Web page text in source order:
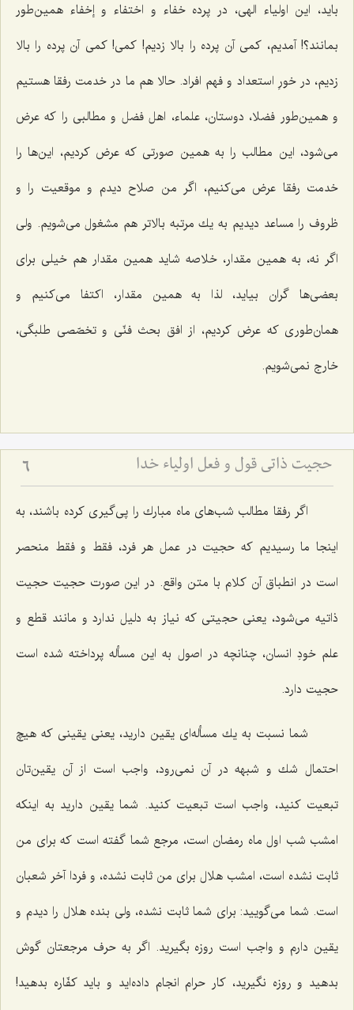
باید، این اولیاء الهی، در پرده خفاء و اختفاء و إخفاء همین‌طور
بمانند؟! آمدیم، كمی آن پرده را بالا زدیم! كمی! كمی آن پرده را بالا
زدیم، در خورِ استعداد و فهم افراد. حالا هم ما در خدمت رفقا هستیم
و همین‌طور فضلا، دوستان، علماء، اهل فضل و مطالبی را كه عرض
می‌شود، این مطالب را به همین صورتی كه عرض كردیم، این‌ها را
خدمت رفقا عرض می‌كنیم، اگر من صلاح دیدم و موقعیت را و
ظروف را مساعد دیدیم به یك مرتبه بالاتر هم مشغول می‌شویم. ولی
اگر نه، به همین مقدار، خلاصه شاید همین مقدار هم خیلی برای
بعضی‌ها گران بیاید، لذا به همین مقدار، اكتفا می‌كنیم و
همان‌طوری كه عرض كردیم، از افق بحث فنّی و تخصّصی طلبگی،
خارج نمی‌شویم.
حجیت ذاتی قول و فعل اولیاء خدا 6
اگر رفقا مطالب شب‌های ماه مبارك را پی‌گیری كرده باشند، به
اینجا ما رسیدیم كه حجیت در عمل هر فرد، فقط و فقط منحصر
است در انطباق آن كلام با متن واقع. در این صورت حجیت حجیت
ذاتیه می‌شود، یعنی حجیتی كه نیاز به دلیل ندارد و مانند قطع و
علم خودِ انسان، چنانچه در اصول به این مسأله پرداخته شده است
حجیت دارد.
شما نسبت به یك مسأله‌ای یقین دارید، یعنی یقینی كه هیچ
احتمال شك و شبهه در آن نمی‌رود، واجب است از آن یقین‌تان
تبعیت كنید، واجب است تبعیت كنید. شما یقین دارید به اینكه
امشب شب اول ماه رمضان است، مرجع شما گفته است كه برای من
ثابت نشده است، امشب هلال برای من ثابت نشده، و فردا آخر شعبان
است. شما می‌گویید: برای شما ثابت نشده، ولی بنده هلال را دیدم و
یقین دارم و واجب است روزه بگیرید. اگر به حرف مرجعتان گوش
بدهید و روزه نگیرید، كار حرام انجام داده‌اید و باید كفّاره بدهید!